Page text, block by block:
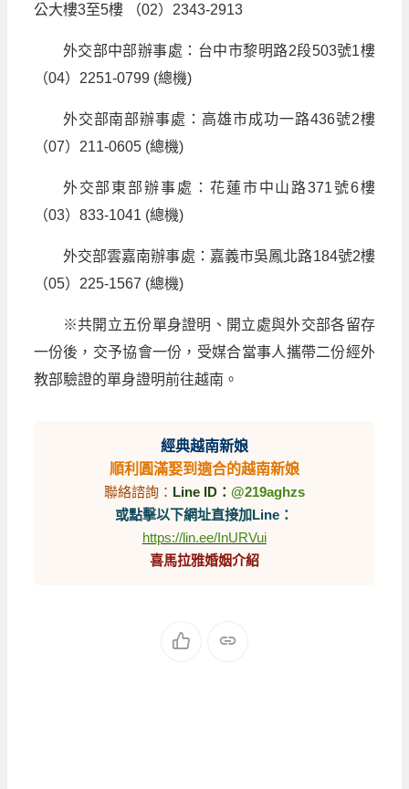
公大樓3至5樓 （02）2343-2913
外交部中部辦事處：台中市黎明路2段503號1樓
（04）2251-0799 (總機)
外交部南部辦事處：高雄市成功一路436號2樓
（07）211-0605 (總機)
外交部東部辦事處：花蓮市中山路371號6樓
（03）833-1041 (總機)
外交部雲嘉南辦事處：嘉義市吳鳳北路184號2樓
（05）225-1567 (總機)
※共開立五份單身證明、開立處與外交部各留存
一份後，交予協會一份，受媒合當事人攜帶二份經外
教部驗證的單身證明前往越南。
經典越南新娘
順利圓滿娶到適合的越南新娘
聯絡諮詢： Line ID： @219aghzs
或點擊以下網址直接加Line：
https://lin.ee/InURVui
喜馬拉雅婚姻介紹